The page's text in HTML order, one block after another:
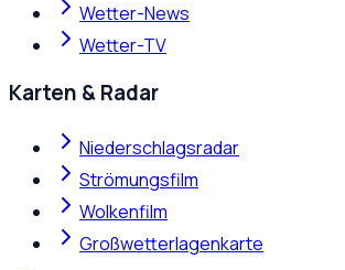
Wetter-News
Wetter-TV
Karten & Radar
Niederschlagsradar
Strömungsfilm
Wolkenfilm
Großwetterlagenkarte